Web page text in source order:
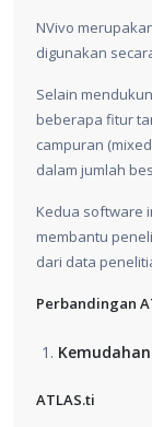
NVivo
digunakan
Selain
beberapa fitur
campuran
dalam jumlah
Kedua software
membantu
dari data
Perbandingan
ATLAS.ti